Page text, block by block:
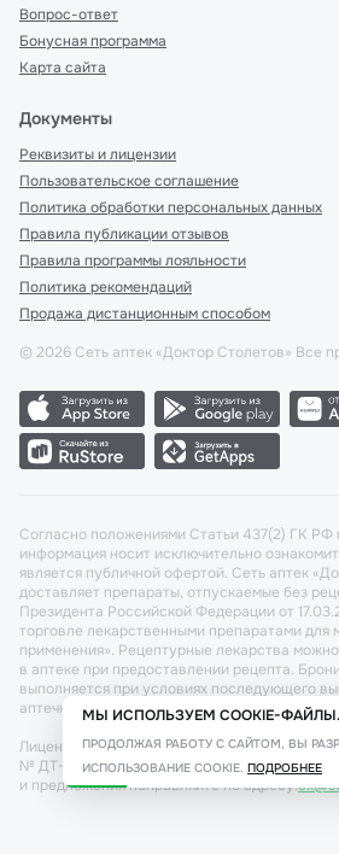
Вопрос-ответ
Бонусная программа
Карта сайта
Документы
Реквизиты и лицензии
Пользовательское соглашение
Политика обработки персональных данных
Правила публикации отзывов
Правила программы лояльности
Политика рекомендаций
Продажа дистанционным способом
© 2026 Сеть аптек «Доктор Столетов» Все
Согласно положениями Статьи 437(2) ГК РФ
информация носит исключительно
является публичной офертой. Сеть аптек
доставляет препараты, отпускаемые без
Президента Российской Федерации от
торговле лекарственными препаратами для
применения». Рецептурные лекарства
в аптеке при предоставлении рецепта.
выполняется при условиях последующего
аптечном пункте.
Лицензия №: ЛО-77-02-011340 от 22 декабря
№ ДТ-77-000421 от 25.10.2021 г. Вопросы по
и предложения направляйте по адресу:
МЫ ИСПОЛЬЗУЕМ COOKIE-ФАЙЛЫ.
ПРОДОЛЖАЯ РАБОТУ С САЙТОМ, ВЫ
ИСПОЛЬЗОВАНИЕ COOKIE. ПОДРОБНЕЕ